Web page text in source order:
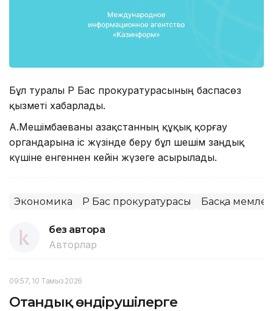
Бұл туралы ҚР Бас прокуратурасының баспасөз
қызметі хабарлады.
А.Мешімбаеваны Қазақстанның құқық қорғау
органдарына іс жүзінде беру бұл шешім заңдық
күшіне енгеннен кейін жүзеге асырылады.
Экономика ҚР Бас прокуратурасы Басқа
без автора
Авторлар
09:57, 10 Тамыз 2026
Отандық өндірушілерге